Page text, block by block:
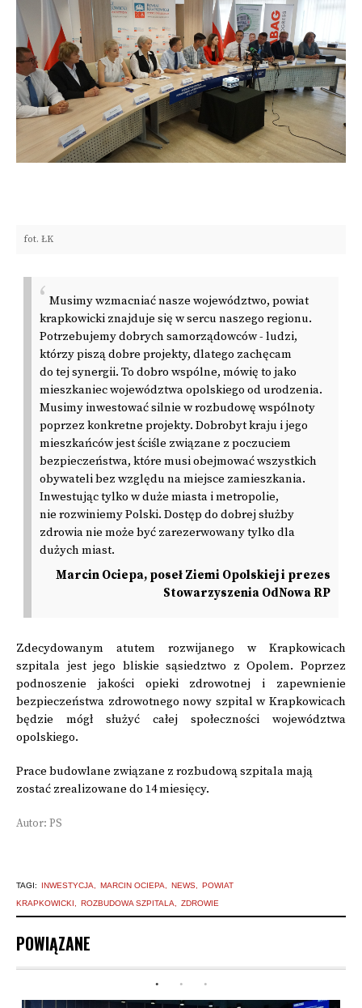
fot. ŁK
Musimy wzmacniać nasze województwo, powiat
krapkowicki znajduje się w sercu naszego regionu.
Potrzebujemy dobrych samorządowców - ludzi,
którzy piszą dobre projekty, dlatego zachęcam
do tej synergii. To dobro wspólne, mówię to jako
mieszkaniec województwa opolskiego od urodzenia.
Musimy inwestować silnie w rozbudowę wspólnoty
poprzez konkretne projekty. Dobrobyt kraju i jego
mieszkańców jest ściśle związane z poczuciem
bezpieczeństwa, które musi obejmować wszystkich
obywateli bez względu na miejsce zamieszkania.
Inwestując tylko w duże miasta i metropolie,
nie rozwiniemy Polski. Dostęp do dobrej służby
zdrowia nie może być zarezerwowany tylko dla
dużych miast.
Marcin Ociepa, poseł Ziemi Opolskiej i prezes
Stowarzyszenia OdNowa RP
Zdecydowanym atutem rozwijanego w Krapkowicach
szpitala jest jego bliskie sąsiedztwo z Opolem. Poprzez
podnoszenie jakości opieki zdrowotnej i zapewnienie
bezpieczeństwa zdrowotnego nowy szpital w Krapkowicach
będzie mógł służyć całej społeczności województwa
opolskiego.
Prace budowlane związane z rozbudową szpitala mają
zostać zrealizowane do 14 miesięcy.
Autor: PS
TAGI: INWESTYCJA MARCIN OCIEPA NEWS
POWIAT
KRAPKOWICKI
ROZBUDOWA SZPITALA ZDROWIE
POWIĄZANE